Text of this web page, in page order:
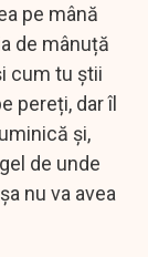
pe mână
de mânuță
cum tu știi
pereți, dar îl
și,
de unde
nu va avea